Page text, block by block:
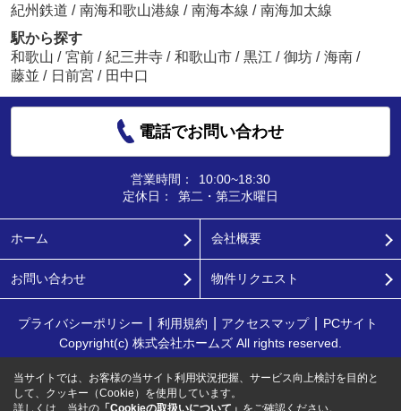
紀州鉄道 / 南海和歌山港線 / 南海本線 / 南海加太線
駅から探す
和歌山 / 宮前 / 紀三井寺 / 和歌山市 / 黒江 / 御坊 / 海南 /
藤並 / 日前宮 / 田中口
電話でお問い合わせ
営業時間：
10:00~18:30
定休日：
第二・第三水曜日
ホーム 会社概要
お問い合わせ 物件リクエスト
プライバシーポリシー 利用規約 アクセスマップ
PCサイト
Copyright(c) 株式会社ホームズ All rights reserved.
当サイトでは、お客様の当サイト利用状況把握、サービス向上検討を目的と
して、クッキー（Cookie）を使用しています。
詳しくは、当社の 「Cookieの取扱いについて」 をご確認ください。